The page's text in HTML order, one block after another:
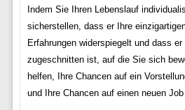
Indem Sie Ihren Lebenslauf
sicherstellen, dass er Ihre
Erfahrungen widerspiegelt und dass
zugeschnitten ist, auf die Sie sich
helfen, Ihre Chancen auf ein
und Ihre Chancen auf einen neuen